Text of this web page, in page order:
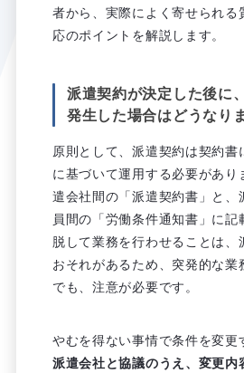
者から、実際によく寄せられる
応のポイントを解説します。
派遣契約が決定した後に
発生した場合はどうなり
原則として、派遣契約は契約書
に基づいて運用する必要があり
遣会社間の「派遣契約書」と、
員間の「労働条件通知書」に記
脱して業務を行わせることは、
おそれがあるため、突発的な業
でも、注意が必要です。
やむを得ない事情で条件を変更
派遣会社と協議のうえ、変更内